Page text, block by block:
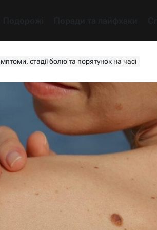
стадії болю та порятунок на часі